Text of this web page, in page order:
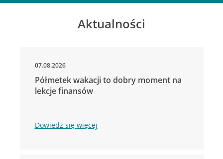
Aktualności
07.08.2026
Półmetek wakacji to dobry moment na
lekcje finansów
Dowiedz się więcej